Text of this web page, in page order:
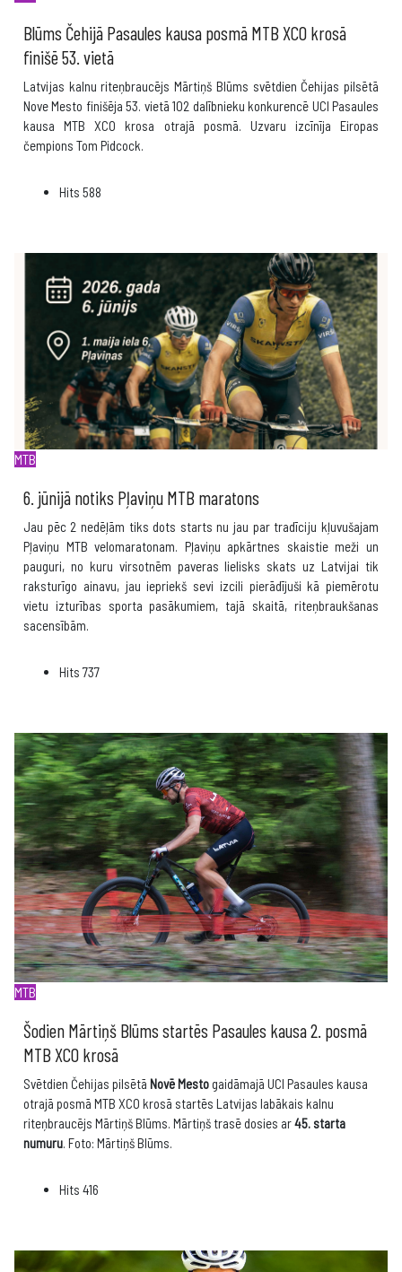
Blūms Čehijā Pasaules kausa posmā MTB XCO krosā
finišē 53. vietā
Latvijas kalnu riteņbraucējs Mārtiņš Blūms svētdien Čehijas pilsētā
Nove Mesto finišēja 53. vietā 102 dalībnieku konkurencē UCI Pasaules
kausa MTB XCO krosa otrajā posmā. Uzvaru izcīnīja Eiropas
čempions Tom Pidcock.
Hits 588
MTB
6. jūnijā notiks Pļaviņu MTB maratons
Jau pēc 2 nedēļām tiks dots starts nu jau par tradīciju kļuvušajam
Pļaviņu MTB velomaratonam. Pļaviņu apkārtnes skaistie meži un
pauguri, no kuru virsotnēm paveras lielisks skats uz Latvijai tik
raksturīgo ainavu, jau iepriekš sevi izcili pierādījuši kā piemērotu
vietu izturības sporta pasākumiem, tajā skaitā, riteņbraukšanas
sacensībām.
Hits 737
MTB
Šodien Mārtiņš Blūms startēs Pasaules kausa 2. posmā
MTB XCO krosā
Svētdien Čehijas pilsētā Novē Mestogaidāmajā UCI Pasaules kausa
otrajā posmā MTB XCO krosā startēs Latvijas labākais kalnu
riteņbraucējs Mārtiņš Blūms. Mārtiņš trasē dosies ar45. starta
numuru. Foto: Mārtiņš Blūms.
Hits 416